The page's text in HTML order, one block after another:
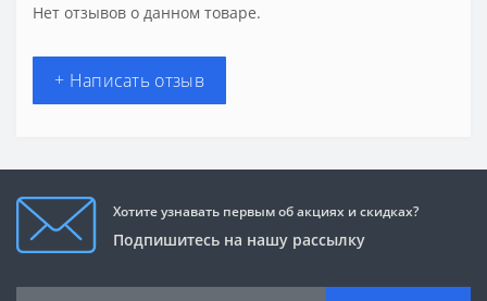
Нет отзывов о данном товаре.
+ Написать отзыв
Хотите узнавать первым об акциях и скидках?
Подпишитесь на нашу рассылку